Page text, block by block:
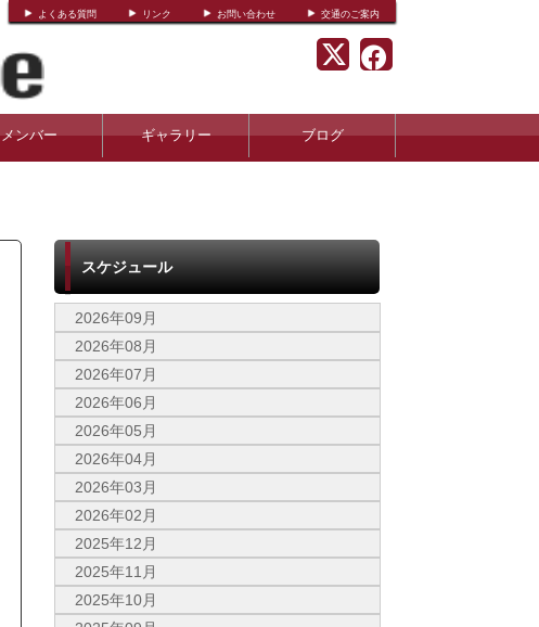
よくある質問 リンク お問い合わせ 交通のご案内
メンバー ギャラリー ブログ
スケジュール
2026年09月
2026年08月
2026年07月
2026年06月
2026年05月
2026年04月
2026年03月
2026年02月
2025年12月
2025年11月
2025年10月